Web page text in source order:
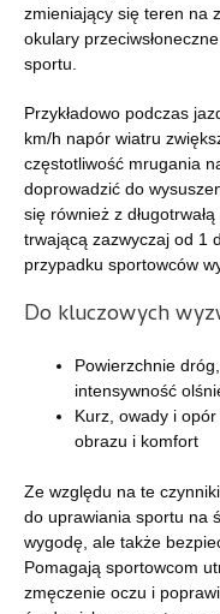
zmieniający się teren na
okulary
sportu.
Przykładowo podczas
km/h napór wiatru
częstotliwość mrugania
doprowadzić do
się również z
trwającą zazwyczaj od 1
przypadku sportowców
Do kluczowych
Powierzchnie
intensywność
Kurz, owady i
obrazu i komfort
Ze względu na te
do uprawiania sportu na
wygodę, ale także
Pomagają sportowcom
zmęczenie oczu i